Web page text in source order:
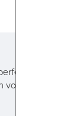
inspelen